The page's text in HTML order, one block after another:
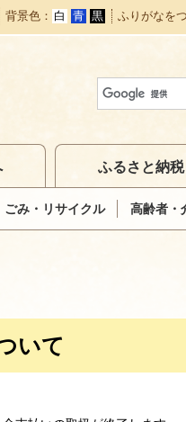
背景色 白 青 黒 ふりがなを
ごみ・リサイクル 高齢者・
ふるさと納税
いて